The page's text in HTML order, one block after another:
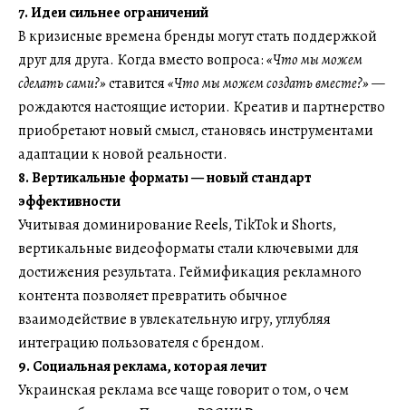
7. Идеи сильнее ограничений
В кризисные времена бренды могут стать поддержкой
друг для друга. Когда вместо вопроса:«Что мы можем
сделать сами?»ставится«Что мы можем создать вместе?»—
рождаются настоящие истории. Креатив и партнерство
приобретают новый смысл, становясь инструментами
адаптации к новой реальности.
8. Вертикальные форматы — новый стандарт
эффективности
Учитывая доминирование Reels, TikTok и Shorts,
вертикальные видеоформаты стали ключевыми для
достижения результата. Геймификация рекламного
контента позволяет превратить обычное
взаимодействие в увлекательную игру, углубляя
интеграцию пользователя с брендом.
9. Социальная реклама, которая лечит
Украинская реклама все чаще говорит о том, о чем